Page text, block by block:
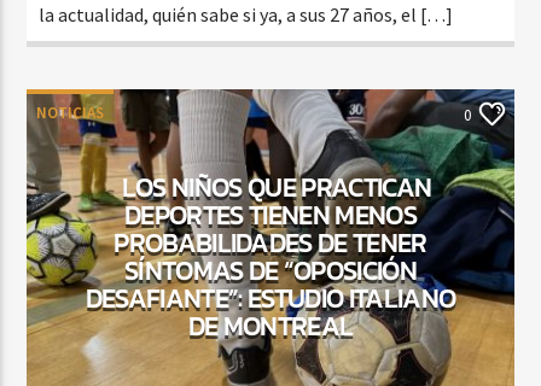
la actualidad, quién sabe si ya, a sus 27 años, el […]
NOTICIAS 0
LOS NIÑOS QUE PRACTICAN
DEPORTES TIENEN MENOS
PROBABILIDADES DE TENER
SÍNTOMAS DE “OPOSICIÓN
DESAFIANTE”: ESTUDIO ITALIANO
DE MONTREAL